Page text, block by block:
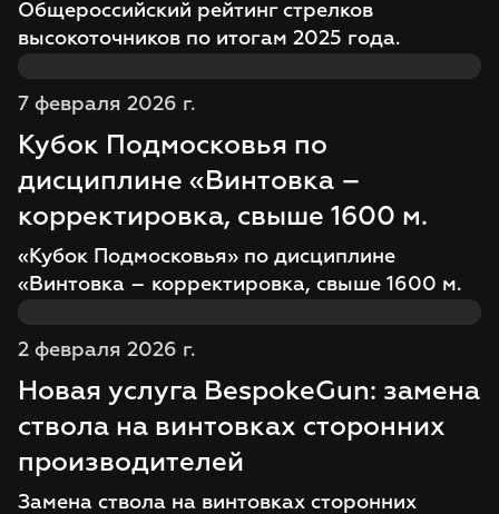
Общероссийский рейтинг стрелков
высокоточников по итогам 2025 года.
7 февраля 2026 г.
Кубок Подмосковья по
дисциплине «Винтовка –
корректировка, свыше 1600 м.
«Кубок Подмосковья» по дисциплине
«Винтовка – корректировка, свыше 1600 м.
2 февраля 2026 г.
Новая услуга BespokeGun: замена
ствола на винтовках сторонних
производителей
Замена ствола на винтовках сторонних